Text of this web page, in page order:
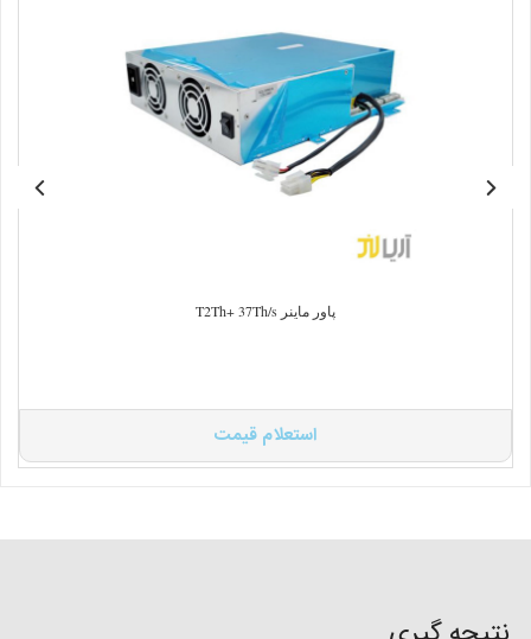
پاور ماینر T2Th+ 37Th/s
استعلام قیمت